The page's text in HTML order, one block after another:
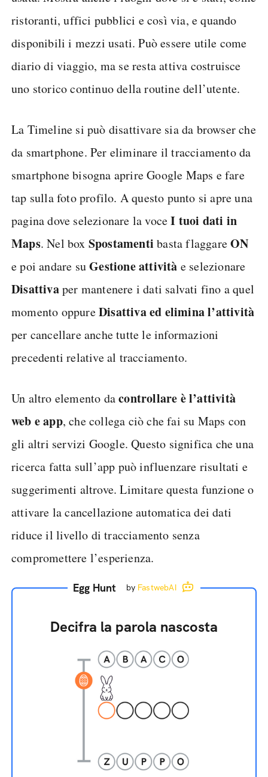
ristoranti, uffici pubblici e così via, e quando
disponibili i mezzi usati. Può essere utile come
diario di viaggio, ma se resta attiva costruisce
uno storico continuo della routine dell’utente.
La Timeline si può disattivare sia da browser che
da smartphone. Per eliminare il tracciamento da
smartphone bisogna aprire Google Maps e fare
tap sulla foto profilo. A questo punto si apre una
pagina dove selezionare la voceI tuoi dati in
Maps. Nel box Spostamentibasta flaggareON
e poi andare suGestione attività e selezionare
Disattivaper mantenere i dati salvati fino a quel
momento oppureDisattiva ed elimina l’attività
per cancellare anche tutte le informazioni
precedenti relative al tracciamento.
Un altro elemento dacontrollare è l’attività
web e app, che collega ciò che fai su Maps con
gli altri servizi Google. Questo significa che una
ricerca fatta sull’app può influenzare risultati e
suggerimenti altrove. Limitare questa funzione o
attivare la cancellazione automatica dei dati
riduce il livello di tracciamento senza
compromettere l’esperienza.
Egg Hunt by FastwebAI
Decifra la parola nascosta